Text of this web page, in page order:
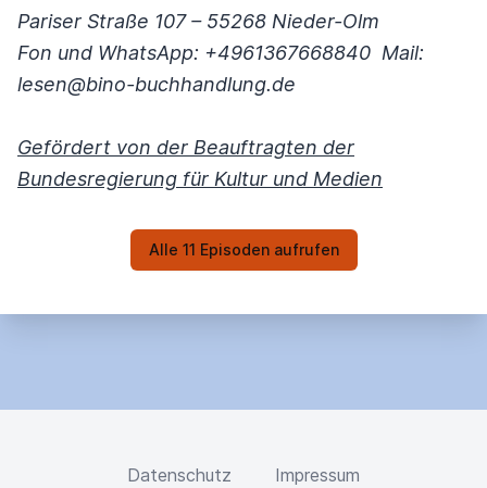
Pariser Straße 107 – 55268 Nieder-Olm
Fon und WhatsApp: +4961367668840 Mail:
lesen@bino-buchhandlung.de
Gefördert von der Beauftragten der
Bundesregierung für Kultur und Medien
Alle 11 Episoden aufrufen
Datenschutz Impressum